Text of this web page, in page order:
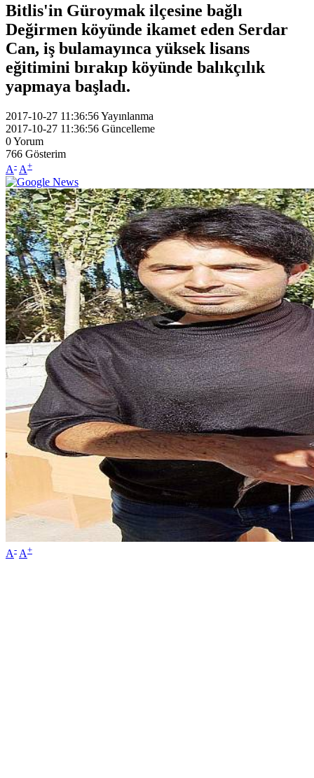
Bitlis'in Güroymak ilçesine bağlı
Değirmen köyünde ikamet eden Serdar
Can, iş bulamayınca yüksek lisans
eğitimini bırakıp köyünde balıkçılık
yapmaya başladı.
2017-10-27 11:36:56Yayınlanma
2017-10-27 11:36:56 Güncelleme
0Yorum
766 Gösterim
A- A+
A- A+